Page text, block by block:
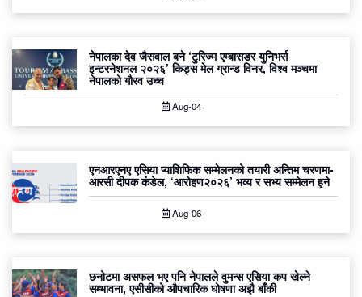
नेपालका देव जैसवाल बने ‘टुरिज्म एम्बासडर युनिभर्स
इन्टरनेशनल २०२६’ किड्स मेल ग्रान्ड विनर, विश्व मञ्चमा
नेपालको गौरव उच्च
Aug-04
एनआरएनए एसिया प्याशिफिक सम्मेलनको तयारी अन्तिम चरणमा-
आरसी दीपक कंडेल, ‘आरोहण२०२६’ भव्य र सभ्य सम्मेलन हुने
Aug-06
छनोटमा असफल भए पनि नेपालले वुमन्स एसिया कप खेल्ने
सम्भावना, एसीसीको औपचारिक घोषणा अझै बाँकी